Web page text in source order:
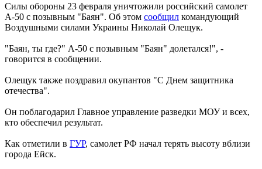
Силы обороны 23 февраля уничтожили российский самолет
А-50 с позывным "Баян". Об этом сообщил командующий
Воздушными силами Украины Николай Олещук.
"Баян, ты где?" А-50 с позывным "Баян" долетался!", -
говорится в сообщении.
Олещук также поздравил окупантов "С Днем защитника
отечества".
Он поблагодарил Главное управление разведки МОУ и всех,
кто обеспечил результат.
Как отметили в ГУР, самолет РФ начал терять высоту вблизи
города Ейск.